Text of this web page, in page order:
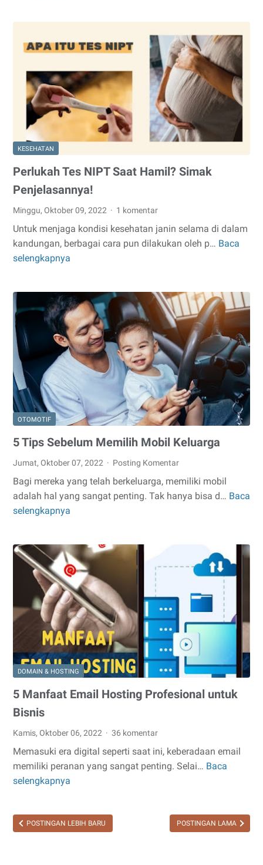
dari
Air
KESEHATAN
Perlukah Tes NIPT Saat Hamil? Simak
Penjelasannya!
Minggu, Oktober 09, 2022 1 komentar
Untuk menjaga kondisi kesehatan janin selama di dalam
kandungan, berbagai cara pun dilakukan oleh p… Baca
selengkapnya
Perlukah
Saat
Hamil?
Simak
Penjelasannya!
OTOMOTIF
5 Tips Sebelum Memilih Mobil Keluarga
Jumat, Oktober 07, 2022 Posting Komentar
Bagi mereka yang telah berkeluarga, memiliki mobil
adalah hal yang sangat penting. Tak hanya bisa d… Baca
selengkapnya
5
Mobil
Keluarga
DOMAIN & HOSTING
5 Manfaat Email Hosting Profesional untuk
Bisnis
Kamis, Oktober 06, 2022 36 komentar
Memasuki era digital seperti saat ini, keberadaan email
memiliki peranan yang sangat penting. Selai… Baca
selengkapnya
5
Profesional
POSTINGAN LEBIH BARU POSTINGAN LAMA